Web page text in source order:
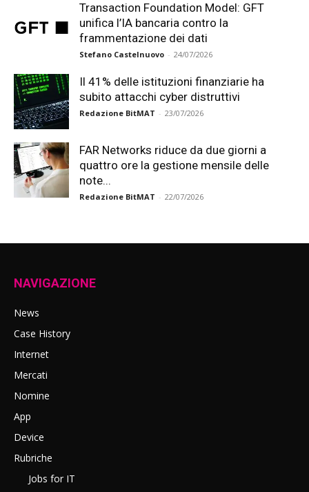
Transaction Foundation Model: GFT
unifica l’IA bancaria contro la
frammentazione dei dati
Stefano Castelnuovo - 24/07/2026
Il 41% delle istituzioni finanziarie ha
subito attacchi cyber distruttivi
Redazione BitMAT - 23/07/2026
FAR Networks riduce da due giorni a
quattro ore la gestione mensile delle
note...
Redazione BitMAT - 22/07/2026
NAVIGAZIONE
News
Case History
Internet
Mercati
Nomine
App
Device
Rubriche
Jobs for IT